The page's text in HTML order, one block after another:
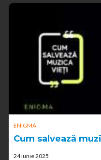
ENIGMA
Cum salvează
24 iunie 2025